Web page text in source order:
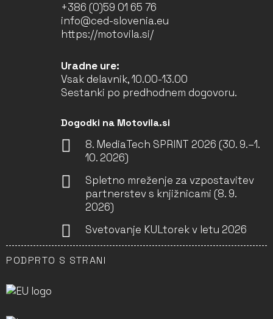
+386 (0)59 01 65 76
info@ced-slovenia.eu
https://motovila.si/
Uradne ure:
Vsak delavnik, 10.00-13.00
Sestanki po predhodnem dogovoru.
Dogodki na Motovila.si
8. MediaTech SPRINT 2026 (30. 9.–1.
10. 2026)
Spletno mreženje za vzpostavitev
partnerstev s knjižnicami (8. 9.
2026)
Svetovanje KULtorek v letu 2026
PODPRTO S STRANI